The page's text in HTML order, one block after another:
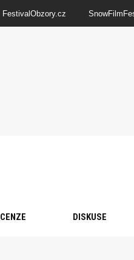
FestivalObzory.cz
DISKUSE